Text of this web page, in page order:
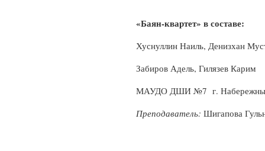
«Баян-квартет» в составе:
Хуснуллин Наиль, Денизхан
Забиров Адель, Гилязев Карим
МАУДО ДШИ №7 г.
Преподаватель: Шигапова